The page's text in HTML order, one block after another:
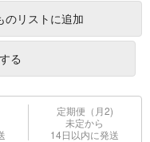
のリストに追加
る
定期便（月2)
未定から
14日以内に発送